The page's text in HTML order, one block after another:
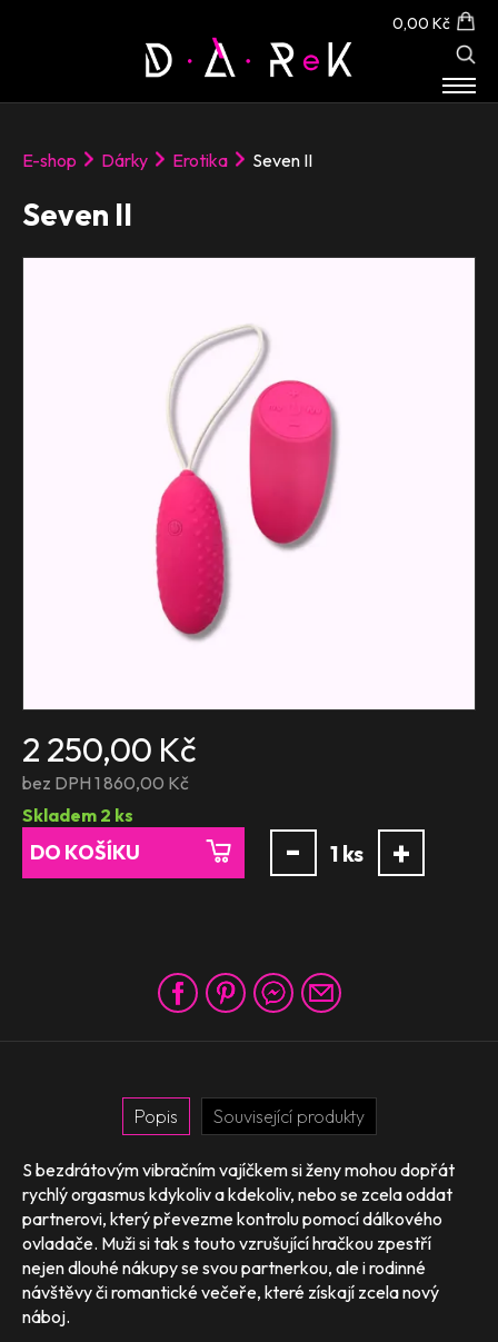
0,00 Kč
E-shop Dárky Erotika Seven II
Seven II
2 250,00 Kč
bez DPH 1 860,00 Kč
Skladem 2 ks
DO KOŠÍKU - 1 ks +
Popis Související produkty
S bezdrátovým vibračním vajíčkem si ženy mohou dopřát
rychlý orgasmus kdykoliv a kdekoliv, nebo se zcela oddat
partnerovi, který převezme kontrolu pomocí dálkového
ovladače. Muži si tak s touto vzrušující hračkou zpestří
nejen dlouhé nákupy se svou partnerkou, ale i rodinné
návštěvy či romantické večeře, které získají zcela nový
náboj.